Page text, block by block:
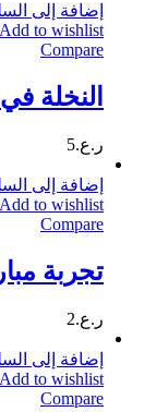
إضافة إلى
Add to wishlist
Compare
النخلة
ر.ع.5
إضافة إلى
Add to wishlist
Compare
تجربة
ر.ع.2
إضافة إلى
Add to wishlist
Compare